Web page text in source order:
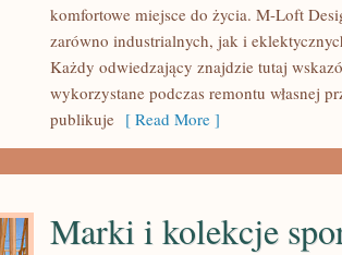
PROJEKTOWANIEkomfortowe miejsce do życia. M-Loft
zarówno industrialnych, jak i
Każdy odwiedzający znajdzie tutaj
wykorzystane podczas remontu własnej
publikuje [ Read More ]
Marki i kolekcje